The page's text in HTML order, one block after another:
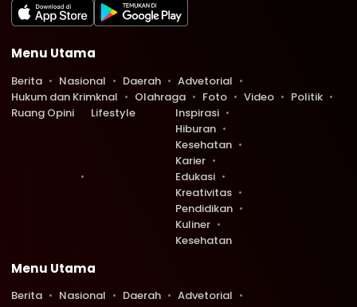
Menu Utama
Berita Nasional Daerah
Advetorial
Hukum dan Krimknal
Olahraga Foto Video
Politik
Ruang Opini
Lifestyle
Inspirasi
Hiburan
Kesehatan
Karier
Edukasi
Kreativitas
Pendidikan
Kuliner
Kesehatan
Menu Utama
Berita Nasional Daerah
Advetorial